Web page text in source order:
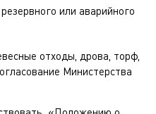
или аварийного
отходы, дрова, торф,
Министерства